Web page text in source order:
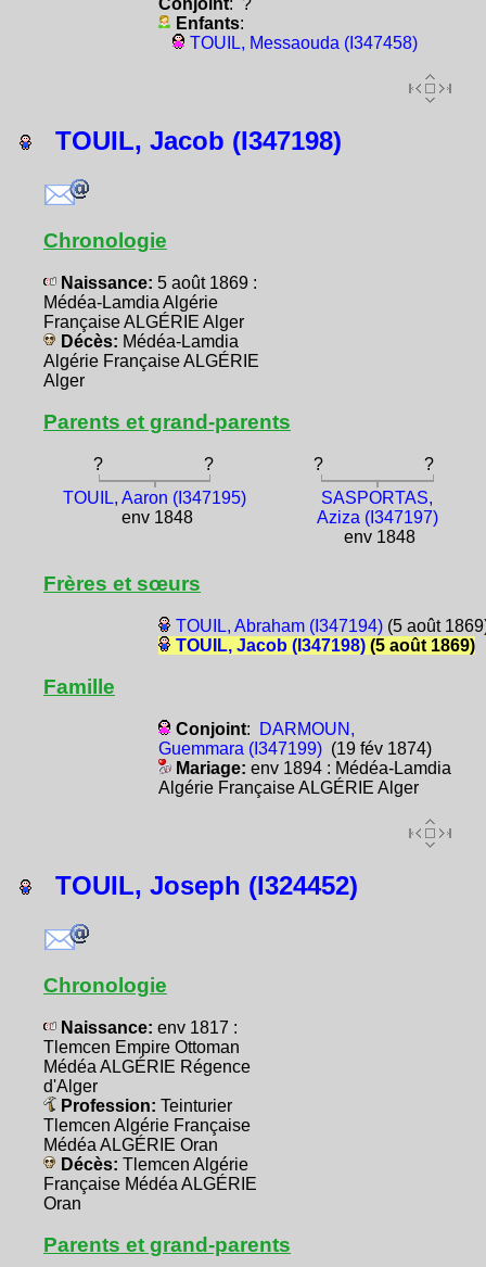
Enfants:
TOUIL, Messaouda (I347458)
TOUIL, Jacob (I347198)
Chronologie
Naissance: 5 août 1869 :
Médéa-Lamdia Algérie
Française ALGÉRIE Alger
Décès: Médéa-Lamdia
Algérie Française ALGÉRIE
Alger
Parents et grand-parents
? ? ?
?
TOUIL, Aaron (I347195)
env 1848
SASPORTAS,
Aziza (I347197)
env 1848
Frères et sœurs
TOUIL, Abraham (I347194)(5 août
TOUIL, Jacob (I347198)(5 août 1869)
Famille
Conjoint:
DARMOUN,
Guemmara (I347199)(19 fév 1874)
Mariage: env 1894 : Médéa-Lamdia
Algérie Française ALGÉRIE Alger
TOUIL, Joseph (I324452)
Chronologie
Naissance: env 1817 :
Tlemcen Empire Ottoman
Médéa ALGÉRIE Régence
d'Alger
Profession: Teinturier
Tlemcen Algérie Française
Médéa ALGÉRIE Oran
Décès: Tlemcen Algérie
Française Médéa ALGÉRIE
Oran
Parents et grand-parents